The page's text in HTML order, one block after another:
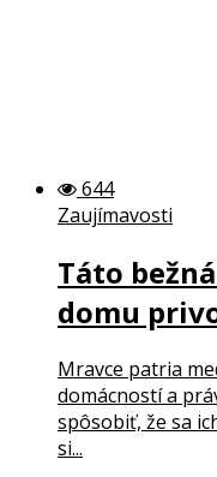
644
Zaujímavosti
Táto
domu
Mravce patria
domácností a
spôsobiť, že sa
si...